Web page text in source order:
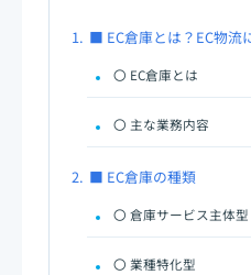
1. ■ EC倉庫とは？EC物流
〇 EC倉庫とは
〇 主な業務内容
2. ■ EC倉庫の種類
〇 倉庫サービス主体型
〇 業種特化型